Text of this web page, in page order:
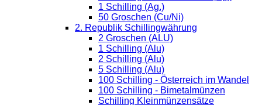
1 Schilling (Ag.)
50 Groschen (Cu/Ni)
2. Republik Schillingwährung
2 Groschen (ALU)
1 Schilling (Alu)
2 Schilling (Alu)
5 Schilling (Alu)
100 Schilling - Österreich im Wandel
100 Schilling - Bimetalmünzen
Schilling Kleinmünzensätze